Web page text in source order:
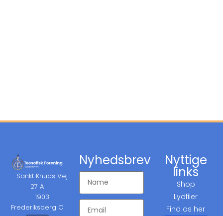
Sankt Knuds Vej
27 A
1903
Frederiksberg C
Nyhedsbrev Nyttige
links
Shop
Lydfiler
Find os her